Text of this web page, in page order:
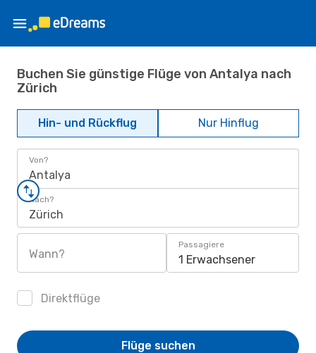
Buchen Sie günstige Flüge von Antalya nach
Zürich
Hin- und Rückflug Nur Hinflug
Von?
Antalya
Nach?
Zürich
Wann?
Passagiere
1 Erwachsener
Direktflüge
Flüge suchen